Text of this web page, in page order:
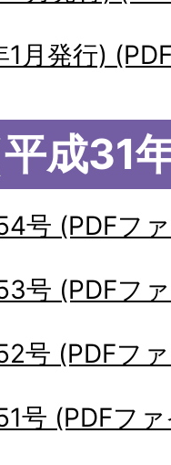
月発行)
成31
号 (PDFフ
号 (PDFフ
号 (PDFフ
号 (PDFフ